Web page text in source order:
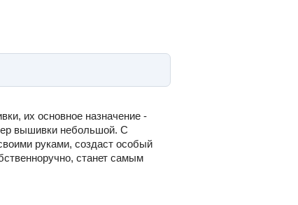
их основное назначение -
вышивки небольшой. С
руками, создаст особый
станет самым